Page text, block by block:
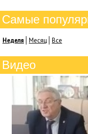
Самые
Неделя Месяц Все
Видео